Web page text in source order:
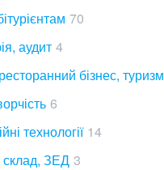
70
аудит 4
бізнес, туризм
6
технології 14
склад, ЗЕД 3